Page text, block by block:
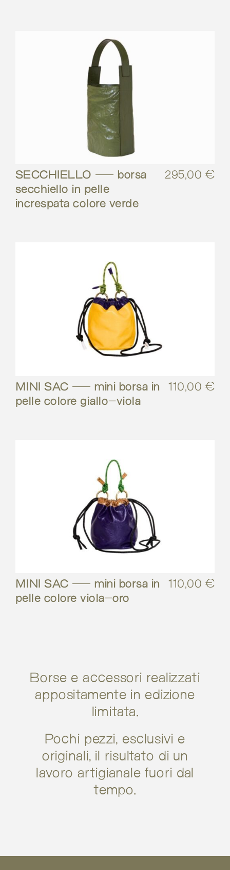
SECCHIELLO – borsa
secchiello in pelle
increspata colore verde
295,00 €
MINI SAC – mini borsa in
pelle colore giallo-viola
110,00 €
MINI SAC – mini borsa in
pelle colore viola-oro
110,00 €
Borse e accessori realizzati
appositamente in edizione
limitata.
Pochi pezzi, esclusivi e
originali, il risultato di un
lavoro artigianale fuori dal
tempo.